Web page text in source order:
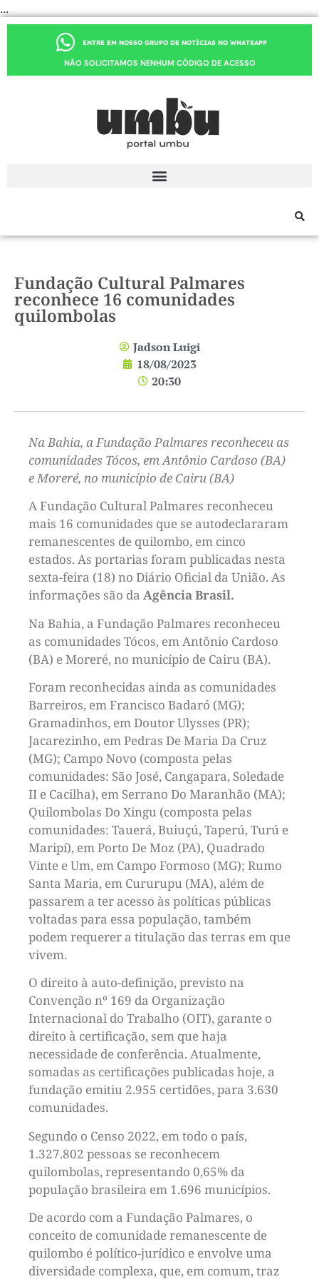
...
ENTRE EM NOSSO GRUPO DE NOTÍCIAS NO WHATSAPP
NÃO SOLICITAMOS NENHUM CÓDIGO DE ACESSO
Fundação Cultural Palmares
reconhece 16 comunidades
quilombolas
Jadson Luigi
18/08/2023
20:30
Na Bahia, a Fundação Palmares reconheceu as
comunidades Tócos, em Antônio Cardoso (BA)
e Moreré, no município de Cairu (BA)
A Fundação Cultural Palmares reconheceu
mais 16 comunidades que se autodeclararam
remanescentes de quilombo, em cinco
estados. As portarias foram publicadas nesta
sexta-feira (18) no Diário Oficial da União. As
informações são da Agência Brasil.
Na Bahia, a Fundação Palmares reconheceu
as comunidades Tócos, em Antônio Cardoso
(BA) e Moreré, no município de Cairu (BA).
Foram reconhecidas ainda as comunidades
Barreiros, em Francisco Badaró (MG);
Gramadinhos, em Doutor Ulysses (PR);
Jacarezinho, em Pedras De Maria Da Cruz
(MG); Campo Novo (composta pelas
comunidades: São José, Cangapara, Soledade
II e Cacilha), em Serrano Do Maranhão (MA);
Quilombolas Do Xingu (composta pelas
comunidades: Tauerá, Buiuçú, Taperú, Turú e
Maripí), em Porto De Moz (PA), Quadrado
Vinte e Um, em Campo Formoso (MG); Rumo
Santa Maria, em Cururupu (MA), além de
passarem a ter acesso às políticas públicas
voltadas para essa população, também
podem requerer a titulação das terras em que
vivem.
O direito à auto-definição, previsto na
Convenção nº 169 da Organização
Internacional do Trabalho (OIT), garante o
direito à certificação, sem que haja
necessidade de conferência. Atualmente,
somadas as certificações publicadas hoje, a
fundação emitiu 2.955 certidões, para 3.630
comunidades.
Segundo o Censo 2022, em todo o país,
1.327.802 pessoas se reconhecem
quilombolas, representando 0,65% da
população brasileira em 1.696 municípios.
De acordo com a Fundação Palmares, o
conceito de comunidade remanescente de
quilombo é político-jurídico e envolve uma
diversidade complexa, que, em comum, traz